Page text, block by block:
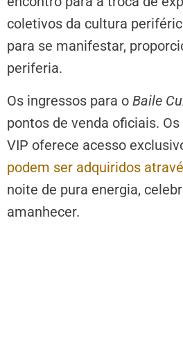
coletivos da cultura
para se manifestar,
periferia.
Os ingressos para o Baile
pontos de venda oficiais.
VIP oferece acesso
podem ser adquiridos
noite de pura energia,
amanhecer.